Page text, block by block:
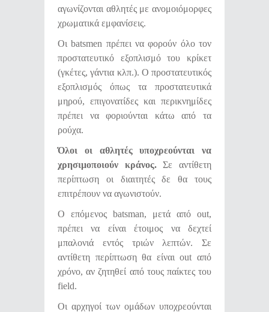
αγωνίζονται αθλητές με ανομοιόμορφες
χρωματικά εμφανίσεις.
Οι batsmen πρέπει να φορούν όλο τον
προστατευτικό εξοπλισμό του κρίκετ
(γκέτες, γάντια κλπ.). Ο προστατευτικός
εξοπλισμός όπως τα προστατευτικά
μηρού, επιγονατίδες και περικνημίδες
πρέπει να φοριούνται κάτω από τα
ρούχα.
Όλοι οι αθλητές υποχρεούνται να
χρησιμοποιούν κράνος.Σε αντίθετη
περίπτωση οι διαιτητές δε θα τους
επιτρέπουν να αγωνιστούν.
Ο επόμενος batsman, μετά από out,
πρέπει να είναι έτοιμος να δεχτεί
μπαλονιά εντός τριών λεπτών. Σε
αντίθετη περίπτωση θα είναι out από
χρόνο, αν ζητηθεί από τους παίκτες του
field.
Οι αρχηγοί των ομάδων υποχρεούνται